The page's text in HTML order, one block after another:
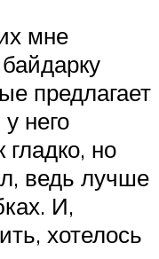
мне
предлагает
него
гладко, но
ведь лучше
И,
хотелось